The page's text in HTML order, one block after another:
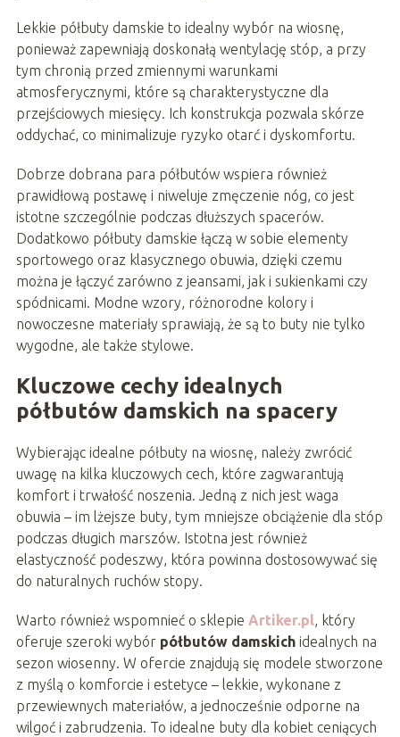
Lekkie półbuty damskie to idealny wybór na wiosnę,
ponieważ zapewniają doskonałą wentylację stóp, a przy
tym chronią przed zmiennymi warunkami
atmosferycznymi, które są charakterystyczne dla
przejściowych miesięcy. Ich konstrukcja pozwala skórze
oddychać, co minimalizuje ryzyko otarć i dyskomfortu.
Dobrze dobrana para półbutów wspiera również
prawidłową postawę i niweluje zmęczenie nóg, co jest
istotne szczególnie podczas dłuższych spacerów.
Dodatkowo półbuty damskie łączą w sobie elementy
sportowego oraz klasycznego obuwia, dzięki czemu
można je łączyć zarówno z jeansami, jak i sukienkami czy
spódnicami. Modne wzory, różnorodne kolory i
nowoczesne materiały sprawiają, że są to buty nie tylko
wygodne, ale także stylowe.
Kluczowe cechy idealnych
półbutów damskich na spacery
Wybierając idealne półbuty na wiosnę, należy zwrócić
uwagę na kilka kluczowych cech, które zagwarantują
komfort i trwałość noszenia. Jedną z nich jest waga
obuwia – im lżejsze buty, tym mniejsze obciążenie dla stóp
podczas długich marszów. Istotna jest również
elastyczność podeszwy, która powinna dostosowywać się
do naturalnych ruchów stopy.
Warto również wspomnieć o sklepie Artiker.pl, który
oferuje szeroki wybór półbutów damskichidealnych na
sezon wiosenny. W ofercie znajdują się modele stworzone
z myślą o komforcie i estetyce – lekkie, wykonane z
przewiewnych materiałów, a jednocześnie odporne na
wilgoć i zabrudzenia. To idealne buty dla kobiet ceniących